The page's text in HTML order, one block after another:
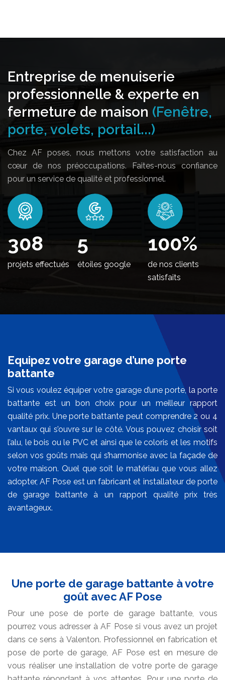
Entreprise de menuiserie
professionnelle & experte en
fermeture de maison (Fenêtre,
porte, volets, portail...)
Chez AF poses, nous mettons votre satisfaction au
cœur de nos préoccupations. Faites-nous confiance
pour un service de qualité et professionnel.
350
projets effectués
5
étoiles google
100%
de nos clients
satisfaits
Equipez votre garage d’une porte
battante
Si vous voulez équiper votre garage d’une porte, la porte
battante est un bon choix pour un meilleur rapport
qualité prix. Une porte battante peut comprendre 2 ou 4
vantaux qui s’ouvre sur le côté. Vous pouvez choisir soit
l’alu, le bois ou le PVC et ainsi que le coloris et les motifs
selon vos goûts mais qui s’harmonise avec la façade de
votre maison. Quel que soit le matériau que vous allez
adopter, AF Pose est un fabricant et installateur de porte
de garage battante à un rapport qualité prix très
avantageux.
Une porte de garage battante à votre
goût avec AF Pose
Pour une pose de porte de garage battante, vous
pourrez vous adresser à AF Pose si vous avez un projet
dans ce sens à Valenton. Professionnel en fabrication et
pose de porte de garage, AF Pose est en mesure de
vous réaliser une installation de votre porte de garage